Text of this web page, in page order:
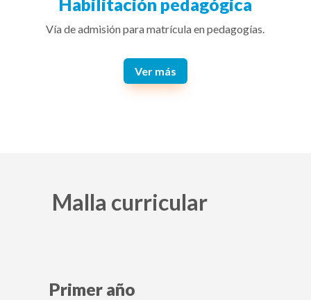
Habilitación pedagógica
Vía de admisión para matrícula en pedagogías.
Ver más
Malla curricular
Primer año